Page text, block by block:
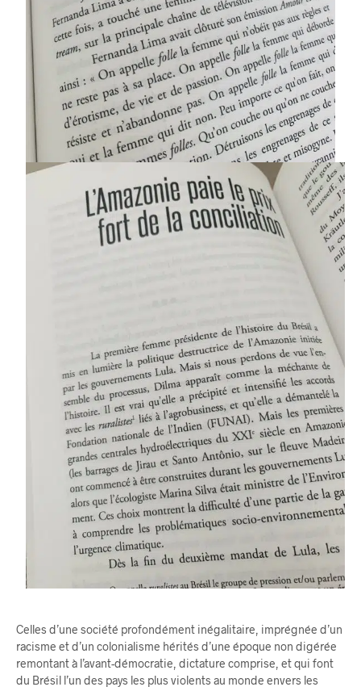
Celles d’une société profondément inégalitaire, imprégnée d’un
racisme et d’un colonialisme hérités d’une époque non digérée
remontant à l’avant-démocratie, dictature comprise, et qui font
du Brésil l’un des pays les plus violents au monde envers les